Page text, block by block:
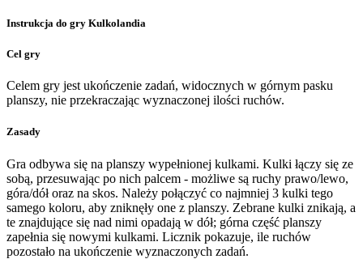
Instrukcja do gry Kulkolandia
Cel gry
Celem gry jest ukończenie zadań, widocznych w górnym pasku
planszy, nie przekraczając wyznaczonej ilości ruchów.
Zasady
Gra odbywa się na planszy wypełnionej kulkami. Kulki łączy się ze
sobą, przesuwając po nich palcem - możliwe są ruchy prawo/lewo,
góra/dół oraz na skos. Należy połączyć co najmniej 3 kulki tego
samego koloru, aby zniknęły one z planszy. Zebrane kulki znikają, a
te znajdujące się nad nimi opadają w dół; górna część planszy
zapełnia się nowymi kulkami. Licznik pokazuje, ile ruchów
pozostało na ukończenie wyznaczonych zadań.